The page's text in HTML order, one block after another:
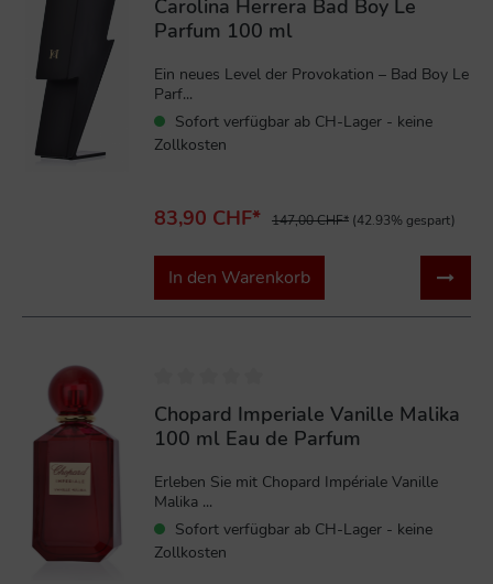
Carolina Herrera Bad Boy Le
Parfum 100 ml
Ein neues Level der Provokation – Bad Boy Le
Parf...
Sofort verfügbar ab CH-Lager - keine
Zollkosten
83,90 CHF* 147,00 CHF* (42.93% gespart)
In den Warenkorb
Chopard Imperiale Vanille Malika
100 ml Eau de Parfum
Erleben Sie mit Chopard Impériale Vanille
Malika ...
Sofort verfügbar ab CH-Lager - keine
Zollkosten